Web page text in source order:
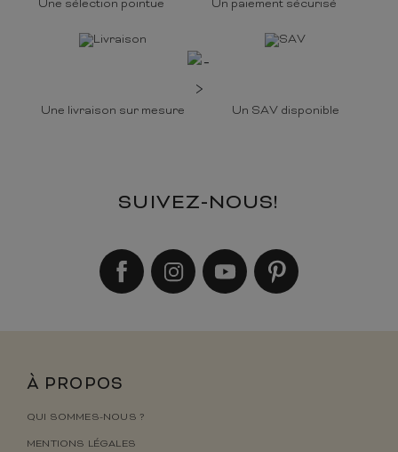
Une sélection pointue Un paiement sécurisé
Une livraison sur mesure Un SAV disponible
SUIVEZ-NOUS!
À PROPOS
QUI SOMMES-NOUS ?
MENTIONS LÉGALES